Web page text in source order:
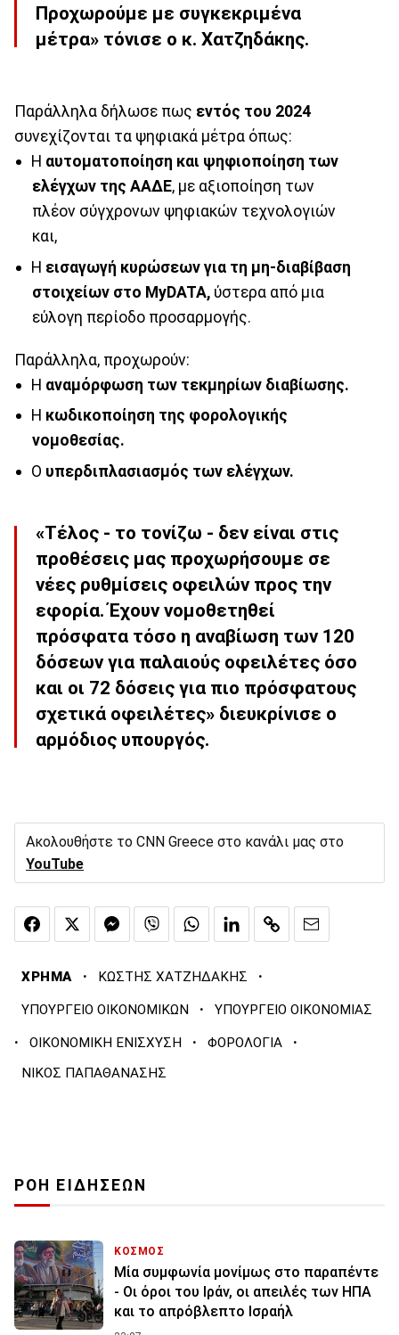
Προχωρούμε με συγκεκριμένα
μέτρα» τόνισε ο κ. Χατζηδάκης.
Παράλληλα δήλωσε πως εντός του 2024
συνεχίζονται τα ψηφιακά μέτρα όπως:
Η αυτοματοποίηση και ψηφιοποίηση των
ελέγχων της ΑΑΔΕ, με αξιοποίηση των
πλέον σύγχρονων ψηφιακών τεχνολογιών
και,
Η εισαγωγή κυρώσεων για τη μη-διαβίβαση
στοιχείων στο MyDATA,ύστερα από μια
εύλογη περίοδο προσαρμογής.
Παράλληλα, προχωρούν:
Η αναμόρφωση των τεκμηρίων διαβίωσης.
Η κωδικοποίηση της φορολογικής
νομοθεσίας.
Ο υπερδιπλασιασμός των ελέγχων.
«Τέλος - το τονίζω - δεν είναι στις
προθέσεις μας προχωρήσουμε σε
νέες ρυθμίσεις οφειλών προς την
εφορία.Έχουν νομοθετηθεί
πρόσφατα τόσο η αναβίωση των 120
δόσεων για παλαιούς οφειλέτες όσο
και οι 72 δόσεις για πιο πρόσφατους
σχετικά οφειλέτες» διευκρίνισε ο
αρμόδιος υπουργός.
Ακολουθήστε το CNN Greece στο κανάλι μας στο
YouTube
ΧΡΗΜΑ · ΚΩΣΤΗΣ ΧΑΤΖΗΔΑΚΗΣ ·
ΥΠΟΥΡΓΕΙΟ ΟΙΚΟΝΟΜΙΚΩΝ · ΥΠΟΥΡΓΕΙΟ ΟΙΚΟΝΟΜΙΑΣ
· ΟΙΚΟΝΟΜΙΚΗ ΕΝΙΣΧΥΣΗ · ΦΟΡΟΛΟΓΙΑ ·
ΝΙΚΟΣ ΠΑΠΑΘΑΝΑΣΗΣ
ΡΟΗ ΕΙΔΗΣΕΩΝ
ΚΟΣΜΟΣ
Μία συμφωνία μονίμως στο παραπέντε
- Οι όροι του Ιράν, οι απειλές των ΗΠΑ
και το απρόβλεπτο Ισραήλ